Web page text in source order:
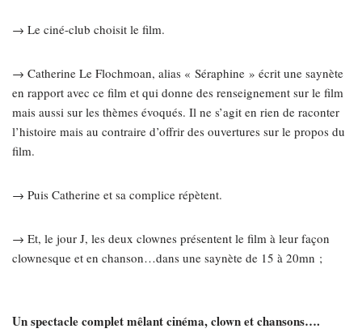
→ Le ciné-club choisit le film.
→ Catherine Le Flochmoan, alias « Séraphine » écrit une saynète
en rapport avec ce film et qui donne des renseignement sur le film
mais aussi sur les thèmes évoqués. Il ne s’agit en rien de raconter
l’histoire mais au contraire d’offrir des ouvertures sur le propos du
film.
→ Puis Catherine et sa complice répètent.
→ Et, le jour J, les deux clownes présentent le film à leur façon
clownesque et en chanson…dans une saynète de 15 à 20mn ;
Un spectacle complet mêlant cinéma, clown et chansons….